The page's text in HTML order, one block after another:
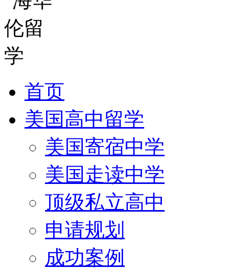
首页
美国高中留学
美国寄宿中学
美国走读中学
顶级私立高中
申请规划
成功案例